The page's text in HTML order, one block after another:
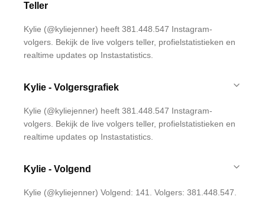
Teller
Kylie (@kyliejenner) heeft 381.448.547 Instagram-
volgers. Bekijk de live volgers teller, profielstatistieken en
realtime updates op Instastatistics.
Kylie - Volgersgrafiek
Kylie (@kyliejenner) heeft 381.448.547 Instagram-
volgers. Bekijk de live volgers teller, profielstatistieken en
realtime updates op Instastatistics.
Kylie - Volgend
Kylie (@kyliejenner) Volgend: 141. Volgers: 381.448.547.